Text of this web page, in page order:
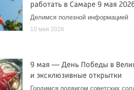
работать в Самаре 9 мая
Делимся полезной информацией
10 мая 2026
9 мая — День Победы в
и эксклюзивные открытки
Гордимся подвигом советских